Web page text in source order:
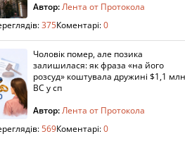
Автор:Лента от Протокола
375Коментарі:0
Чоловік помер, але позика
залишилася: як фраза «на його
розсуд» коштувала дружині $1,1
ВС у сп
Автор:Лента от Протокола
569Коментарі:0